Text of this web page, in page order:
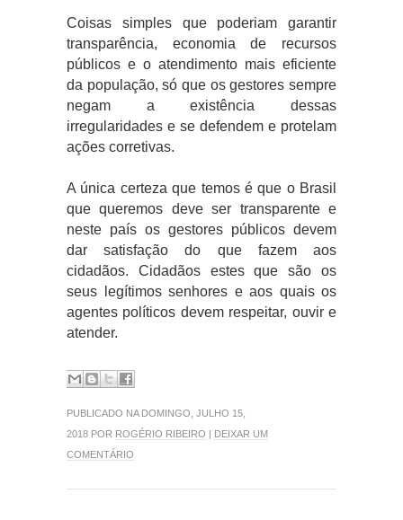
Coisas simples que poderiam garantir
transparência, economia de recursos
públicos e o atendimento mais eficiente
da população, só que os gestores sempre
negam a existência dessas
irregularidades e se defendem e protelam
ações corretivas.
A única certeza que temos é que o Brasil
que queremos deve ser transparente e
neste país os gestores públicos devem
dar satisfação do que fazem aos
cidadãos. Cidadãos estes que são os
seus legítimos senhores e aos quais os
agentes políticos devem respeitar, ouvir e
atender.
PUBLICADO NA DOMINGO, JULHO 15,
2018 POR ROGÉRIO RIBEIRO | DEIXAR UM
COMENTÁRIO